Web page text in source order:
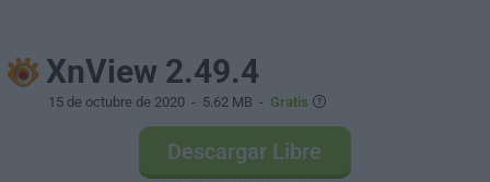
XnView 2.49.4
15 de octubre de 2020 - 5.62 MB - Gratis
Descargar Libre